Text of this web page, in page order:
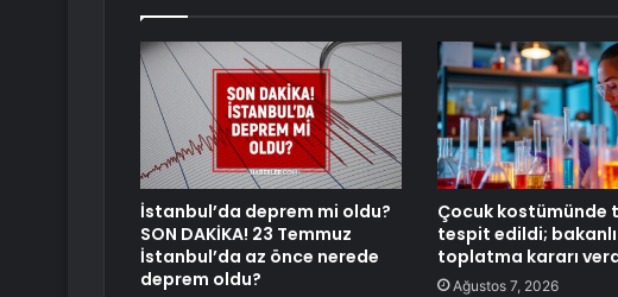
İstanbul’da deprem mi oldu?
SON DAKİKA! 23 Temmuz
İstanbul’da az önce nerede
deprem oldu?
Çocuk kostümünde
tespit edildi;
toplatma kararı
Ağustos 7, 2026